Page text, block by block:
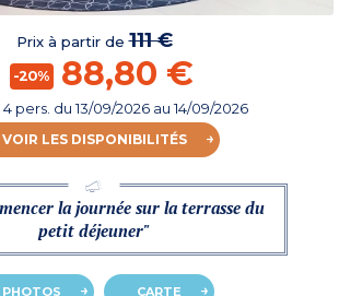
Prix à partir de111 €
-20% 88,80 €
pers. du13/09/2026au 14/09/2026
VOIR LES DISPONIBILITÉS
la journée sur la terrasse du
petit déjeuner"
PHOTOS CARTE